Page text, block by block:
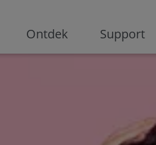
Ontdek Support